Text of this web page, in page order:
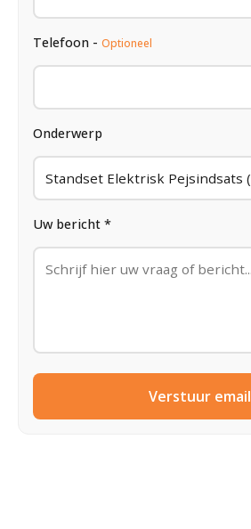
Telefoon - Optioneel
Onderwerp
Uw bericht *
Verstuur email